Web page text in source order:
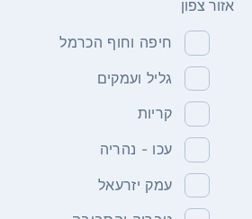
אזור צפון
חיפה וחוף הכרמל
גליל ועמקים
קריות
עכו - נהריה
עמק יזרעאל